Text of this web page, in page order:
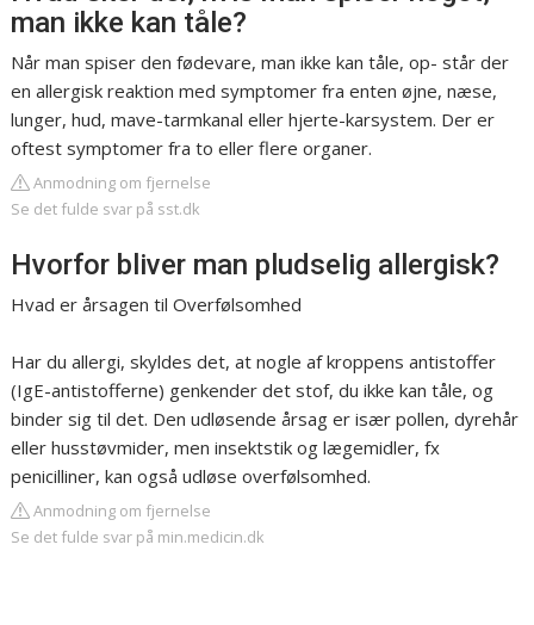
man ikke kan tåle?
Når man spiser den fødevare, man ikke kan tåle, op- står der
en allergisk reaktion med symptomer fra enten øjne, næse,
lunger, hud, mave-tarmkanal eller hjerte-karsystem. Der er
oftest symptomer fra to eller flere organer.
Anmodning om fjernelse
Se det fulde svar på sst.dk
Hvorfor bliver man pludselig allergisk?
Hvad er årsagen til Overfølsomhed
Har du allergi, skyldes det, at nogle af kroppens antistoffer
(IgE-antistofferne) genkender det stof, du ikke kan tåle, og
binder sig til det. Den udløsende årsag er især pollen, dyrehår
eller husstøvmider, men insektstik og lægemidler, fx
penicilliner, kan også udløse overfølsomhed.
Anmodning om fjernelse
Se det fulde svar på min.medicin.dk